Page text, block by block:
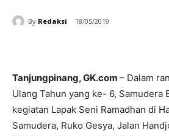
By Redaksi 18/05/2019
Tanjungpinang, GK.com – Dalam
Ulang Tahun yang ke- 6, Samudera
kegiatan Lapak Seni Ramadhan di
Samudera, Ruko Gesya, Jalan